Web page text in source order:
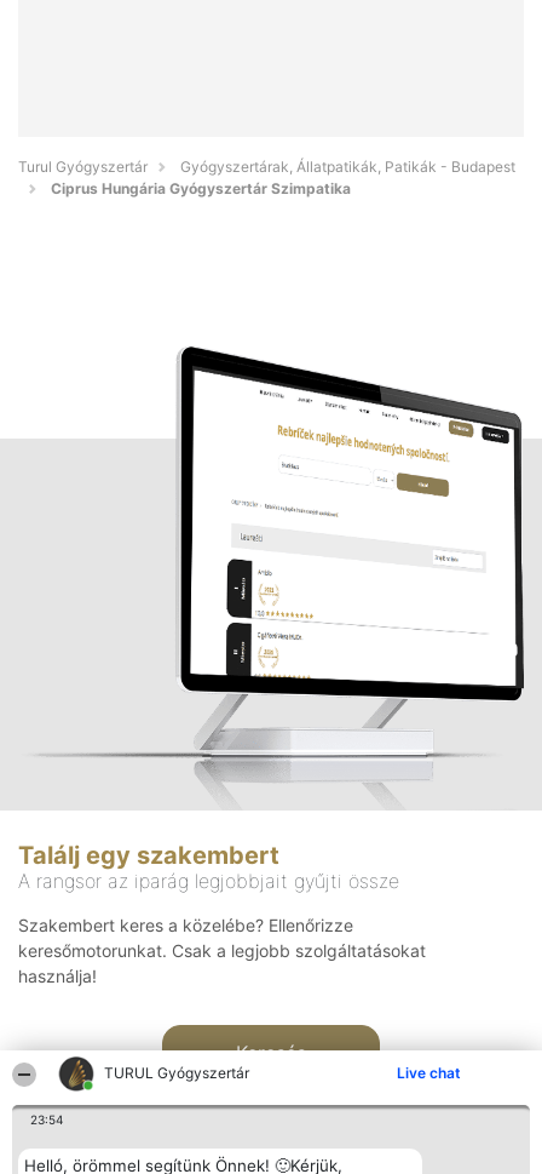
TURUL Gyógyszertár Live chat
23:54
Helló, örömmel segítünk Önnek! 🙂Kérjük,
Turul Gyógyszertár
Gyógyszertárak, Állatpatikák, Patikák - Budapest
Ciprus Hungária Gyógyszertár Szimpatika
Találj egy szakembert
A rangsor az iparág legjobbjait gyűjti össze
Szakembert keres a közelébe? Ellenőrizze
keresőmotorunkat. Csak a legjobb szolgáltatásokat
használja!
Keresés